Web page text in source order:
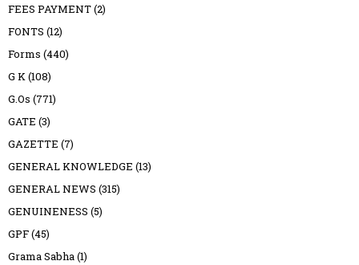
FEES PAYMENT(2)
FONTS (12)
Forms (440)
G K(108)
G.Os (771)
GATE (3)
GAZETTE (7)
GENERAL KNOWLEDGE (13)
GENERAL NEWS (315)
GENUINENESS (5)
GPF(45)
Grama Sabha(1)